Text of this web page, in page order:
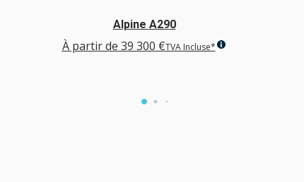
Alpine A290
À partir de 39 300 €TVA Incluse*